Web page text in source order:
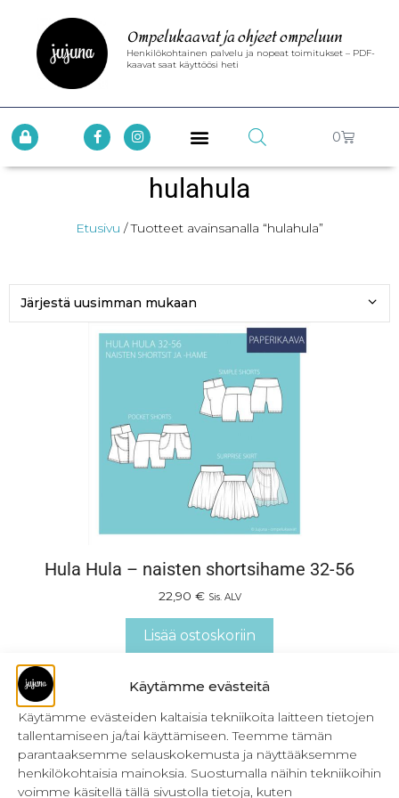
Käytämme evästeitä
Käytämme evästeiden kaltaisia tekniikoita laitteen tietojen
tallentamiseen ja/tai käyttämiseen. Teemme tämän
parantaaksemme selauskokemusta ja näyttääksemme
henkilökohtaisia mainoksia. Suostumalla näihin tekniikoihin
voimme käsitellä tällä sivustolla tietoja, kuten
Ompelukaavat ja ohjeet ompeluun
Henkilökohtainen palvelu ja nopeat toimitukset – PDF-
kaavat saat käyttöösi heti
0
hulahula
Etusivu / Tuotteet avainsanalla “hulahula”
Hula Hula – naisten shortsihame 32-56
22,90 € Sis. ALV
Lisää ostoskoriin